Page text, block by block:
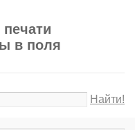
в поля
Найти!